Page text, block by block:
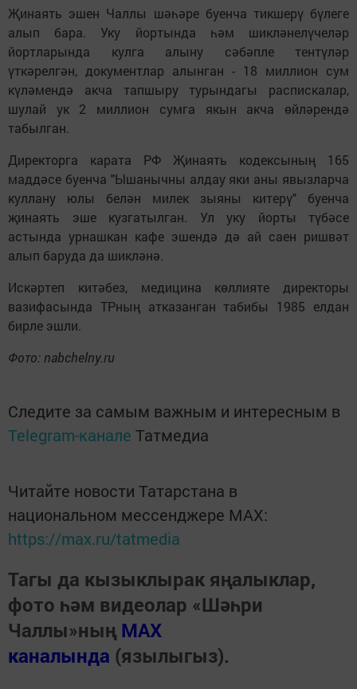
Җинаять эшен Чаллы шәһәре буенча тикшерү бүлеге
алып бара. Уку йортында һәм шикләнелүчеләр
йортларында кулга алыну сәбәпле тентүләр
үткәрелгән, документлар алынган - 18 миллион сум
күләмендә акча тапшыру турындагы распискалар,
шулай ук 2 миллион сумга якын акча өйләрендә
табылган.
Директорга карата РФ Җинаять кодексының 165
маддәсе буенча "Ышанычны алдау яки аны явызларча
куллану юлы белән милек зыяны китерү" буенча
җинаять эше кузгатылган. Ул уку йорты түбәсе
астында урнашкан кафе эшендә дә ай саен ришвәт
алып баруда да шикләнә.
Искәртеп китәбез, медицина көллияте директоры
вазифасында ТРның атказанган табибы 1985 елдан
бирле эшли.
Фото: nabchelny.ru
Следите за самым важным и интересным в
Telegram-канале Татмедиа
Читайте новости Татарстана в
национальном мессенджере MАХ:
https://max.ru/tatmedia
Тагы да кызыклырак яңалыклар,
фото һәм видеолар «Шәһри
Чаллы»ның MAX
каналында (язылыгыз).